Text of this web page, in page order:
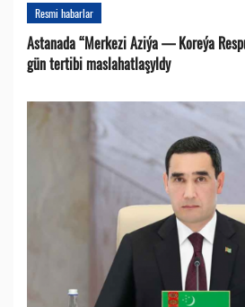
Resmi habarlar
Astanada “Merkezi Aziýa — Koreýa
gün tertibi maslahatlaşyldy